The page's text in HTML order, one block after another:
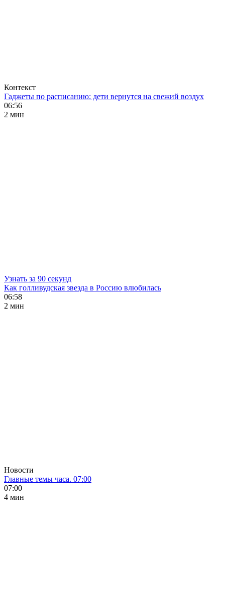
Контекст
Гаджеты по расписанию: дети вернутся на свежий воздух
06:56
2 мин
Узнать за 90 секунд
Как голливудская звезда в Россию влюбилась
06:58
2 мин
Новости
Главные темы часа. 07:00
07:00
4 мин